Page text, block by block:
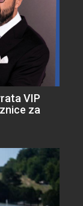
VIP
za